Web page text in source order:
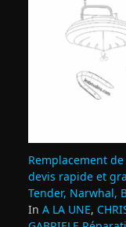
Remplacement
devis rapide et
Tender, Narwhal,
In A LA UNE,